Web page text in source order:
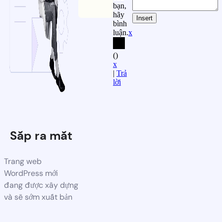
Sắp ra mắt
Trang web
WordPress mới
đang được xây dựng
và sẽ sớm xuất bản
bạn,
hãy
bình
luận.x
()
x
| Trả
lời
Insert